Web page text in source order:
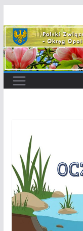
do
treści